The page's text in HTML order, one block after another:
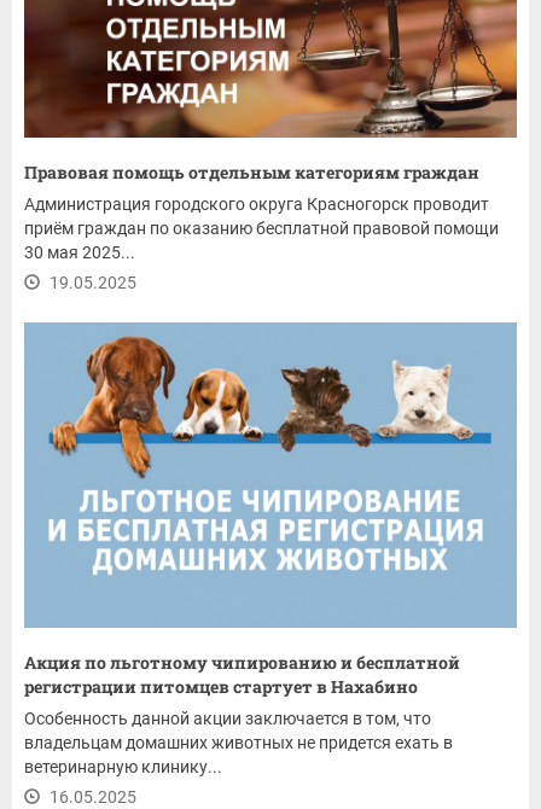
Правовая помощь отдельным категориям граждан
Администрация городского округа Красногорск проводит
приём граждан по оказанию бесплатной правовой помощи
30 мая 2025...
19.05.2025
Акция по льготному чипированию и бесплатной
регистрации питомцев стартует в Нахабино
Особенность данной акции заключается в том, что
владельцам домашних животных не придется ехать в
ветеринарную клинику...
16.05.2025